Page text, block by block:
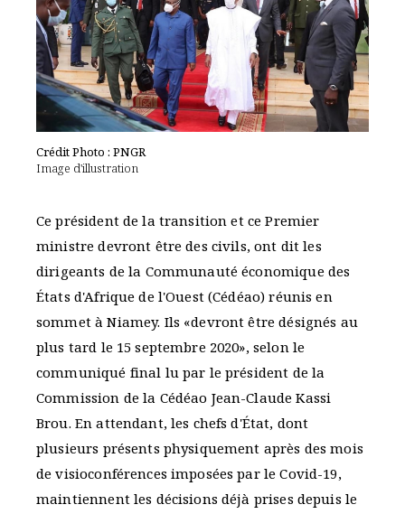
Crédit Photo : PNGR
Image d'illustration
Ce président de la transition et ce Premier
ministre devront être des civils, ont dit les
dirigeants de la Communauté économique des
États d'Afrique de l'Ouest (Cédéao) réunis en
sommet à Niamey. Ils «devront être désignés au
plus tard le 15 septembre 2020», selon le
communiqué final lu par le président de la
Commission de la Cédéao Jean-Claude Kassi
Brou. En attendant, les chefs d'État, dont
plusieurs présents physiquement après des mois
de visioconférences imposées par le Covid-19,
maintiennent les décisions déjà prises depuis le